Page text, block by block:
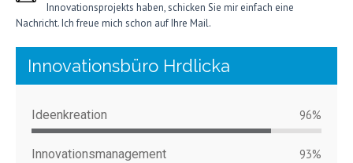
Innovationsprojekts haben, schicken Sie mir einfach eine
Nachricht. Ich freue mich schon auf Ihre Mail.
Innovationsbüro Hrdlicka
Ideenkreation 96%
Innovationsmanagement 93%